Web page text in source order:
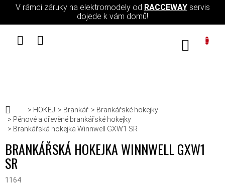
Přejít na obsah
V rámci záruky na elektromodely od RACCEWAYservis
dojede k vám domů!
Domů
HOKEJ Brankář
Brankářské hokejky
Pěnové a dřevěné brankářské hokejky
Brankářská hokejka Winnwell GXW1 SR
BRANKÁŘSKÁ HOKEJKA WINNWELL GXW1
SR
1164